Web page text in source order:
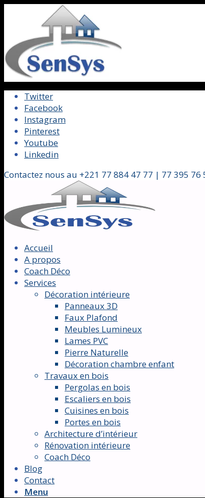
Twitter
Facebook
Instagram
Pinterest
Youtube
Linkedin
Contactez nous au +221 77 884 47 77 | 77 395 76
Accueil
A propos
Coach Déco
Services
Décoration intérieure
Panneaux 3D
Faux Plafond
Meubles Lumineux
Lames PVC
Pierre Naturelle
Décoration chambre enfant
Travaux en bois
Pergolas en bois
Escaliers en bois
Cuisines en bois
Portes en bois
Architecture d’intérieur
Rénovation intérieure
Coach Déco
Blog
Contact
Menu